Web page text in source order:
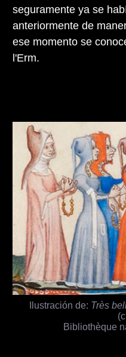
seguramente ya se
anteriormente de
ese momento se
l'Erm.
Ilustración de: Très
Bibliothèque